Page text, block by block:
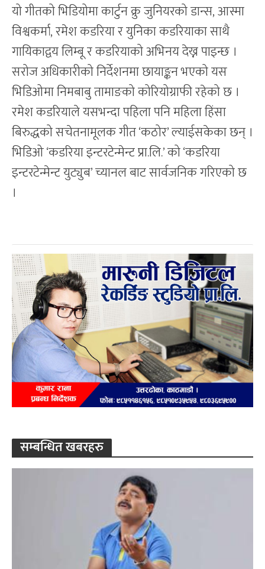
यो गीतको भिडियोमा कार्टुन क्रु जुनियरको डान्स, आस्मा
विश्वकर्मा, रमेश कडरिया र युनिका कडरियाका साथै
गायिकाद्वय लिम्बू र कडरियाको अभिनय देख्न पाइन्छ ।
सरोज अधिकारीको निर्देशनमा छायाङ्कन भएको यस
भिडिओमा निमबाबु तामाङको कोरियोग्राफी रहेको छ ।
रमेश कडरियाले यसभन्दा पहिला पनि महिला हिंसा
बिरुद्धको सचेतनामूलक गीत ‘कठोर’ ल्याईसकेका छन् ।
भिडिओ ‘कडरिया इन्टरटेन्मेन्ट प्रा.लि.’ को ‘कडरिया
इन्टरटेन्मेन्ट युट्युब’ च्यानल बाट सार्वजनिक गरिएको छ
।
सम्बन्धित खबरहरु